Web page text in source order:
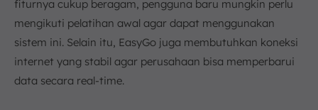
fiturnya cukup beragam, pengguna baru mungkin perlu
mengikuti pelatihan awal agar dapat menggunakan
sistem ini. Selain itu, EasyGo juga membutuhkan koneksi
internet yang stabil agar perusahaan bisa memperbarui
data secara real-time.